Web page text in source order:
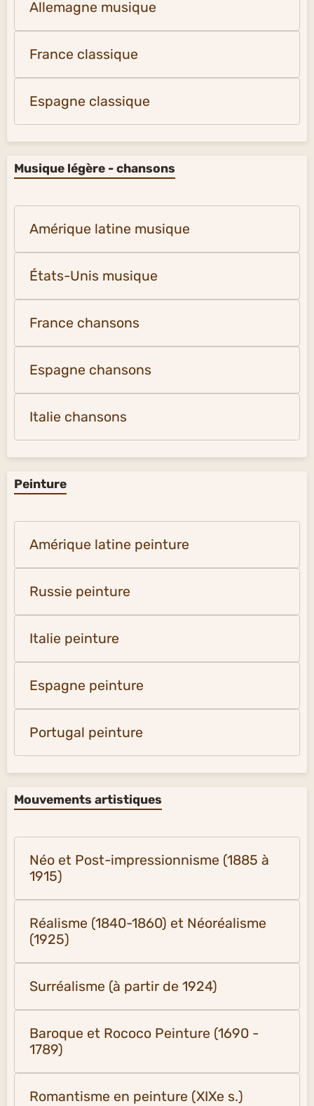
Allemagne musique
France classique
Espagne classique
Musique légère - chansons
Amérique latine musique
États-Unis musique
France chansons
Espagne chansons
Italie chansons
Peinture
Amérique latine peinture
Russie peinture
Italie peinture
Espagne peinture
Portugal peinture
Mouvements artistiques
Néo et Post-impressionnisme (1885 à
1915)
Réalisme (1840-1860) et Néoréalisme
(1925)
Surréalisme (à partir de 1924)
Baroque et Rococo Peinture (1690 -
1789)
Romantisme en peinture (XIXe s.)